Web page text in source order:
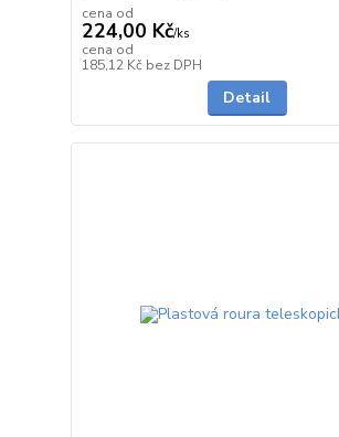
cena od
224,00 Kč/ks
cena od
185,12 Kč bez DPH
Detail